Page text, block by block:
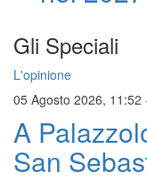
Gli Speciali
L'opinione
05 Agosto 2026, 11:52
A
San